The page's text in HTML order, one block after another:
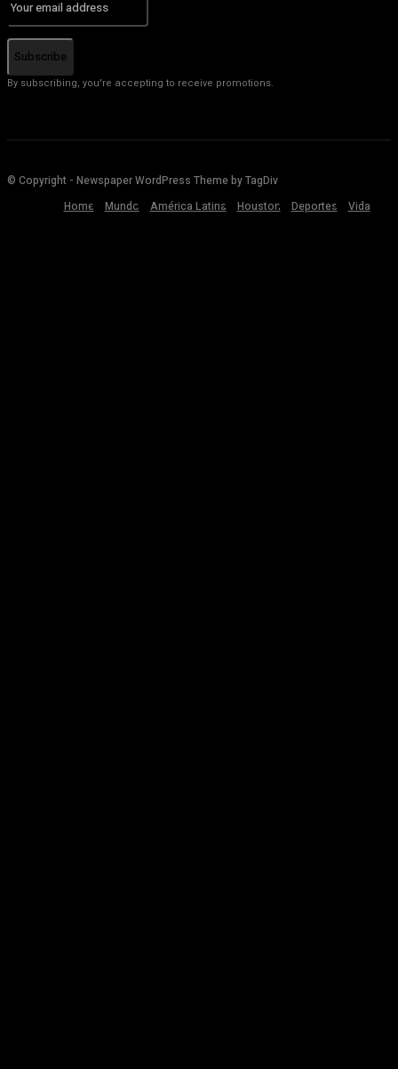
Subscribe
By subscribing, you're accepting to receive promotions.
© Copyright - Newspaper WordPress Theme by TagDiv
Home
Mundo América Latina Houston Deportes Vida